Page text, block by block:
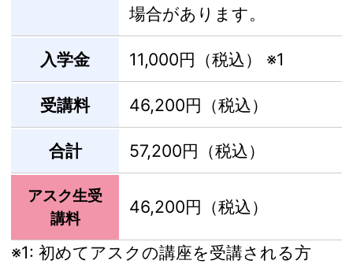
場合があります。
入学金 11,000円（税込） ※1
受講料 46,200円（税込）
合計 57,200円（税込）
アスク生受
講料
46,200円（税込）
※1: 初めてアスクの講座を受講される方